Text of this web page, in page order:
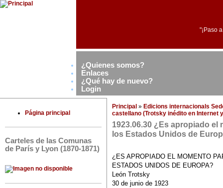
"¡Paso
¿Quienes somos?
Enlaces
¿Qué hay de nuevo?
Login
Página principal
Carteles de las Comunas
de París y Lyon (1870-1871)
Principal » Edicions internacionals
castellano (Trotsky inédito en Internet
1923.06.30 ¿Es apropiado
los Estados Unidos de
¿ES APROPIADO EL MOMENTO
ESTADOS UNIDOS DE EUROPA?
León Trotsky
30 de junio de 1923